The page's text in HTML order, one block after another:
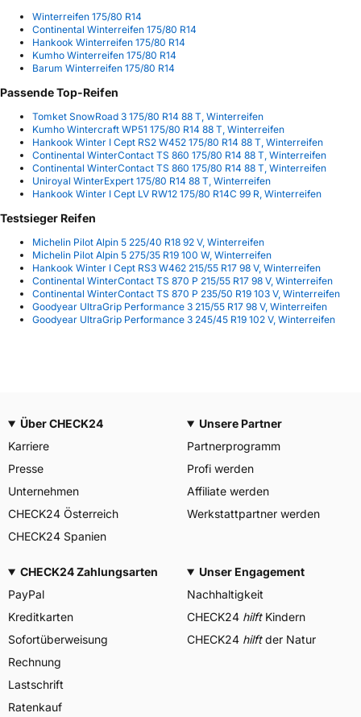
Winterreifen 175/80 R14
Continental Winterreifen 175/80 R14
Hankook Winterreifen 175/80 R14
Kumho Winterreifen 175/80 R14
Barum Winterreifen 175/80 R14
Passende Top-Reifen
Tomket SnowRoad 3 175/80 R14 88 T, Winterreifen
Kumho Wintercraft WP51 175/80 R14 88 T, Winterreifen
Hankook Winter I Cept RS2 W452 175/80 R14 88 T, Winterreifen
Continental WinterContact TS 860 175/80 R14 88 T, Winterreifen
Continental WinterContact TS 860 175/80 R14 88 T, Winterreifen
Uniroyal WinterExpert 175/80 R14 88 T, Winterreifen
Hankook Winter I Cept LV RW12 175/80 R14C 99 R, Winterreifen
Testsieger Reifen
Michelin Pilot Alpin 5 225/40 R18 92 V, Winterreifen
Michelin Pilot Alpin 5 275/35 R19 100 W, Winterreifen
Hankook Winter I Cept RS3 W462 215/55 R17 98 V, Winterreifen
Continental WinterContact TS 870 P 215/55 R17 98 V, Winterreifen
Continental WinterContact TS 870 P 235/50 R19 103 V, Winterreifen
Goodyear UltraGrip Performance 3 215/55 R17 98 V, Winterreifen
Goodyear UltraGrip Performance 3 245/45 R19 102 V, Winterreifen
Über CHECK24
Karriere
Presse
Unternehmen
CHECK24 Österreich
CHECK24 Spanien
Unsere Partner
Partnerprogramm
Profi werden
Affiliate werden
Werkstattpartner werden
CHECK24 Zahlungsarten
PayPal
Kreditkarten
Sofortüberweisung
Rechnung
Lastschrift
Ratenkauf
Unser Engagement
Nachhaltigkeit
CHECK24 hilftKindern
CHECK24 hilftder Natur